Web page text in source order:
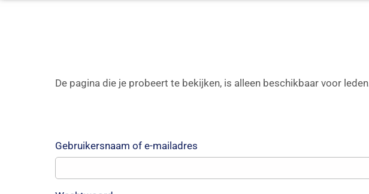
De pagina die je probeert te bekijken, is alleen beschikbaar voor
Gebruikersnaam of e-mailadres